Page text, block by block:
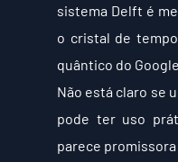
sistema Delft é
o cristal de
quântico do Google.
Não está claro se
pode ter uso
parece promissora